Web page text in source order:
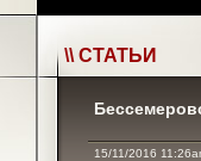
\\ СТАТЬИ
15/11/2016